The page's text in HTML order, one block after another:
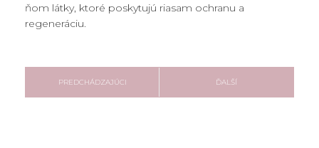
ňom látky, ktoré poskytujú riasam ochranu a
regeneráciu.
PREDCHÁDZAJÚCI ĎALŠÍ